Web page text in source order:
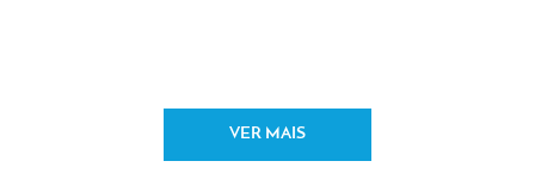
e inovadores
VER MAIS